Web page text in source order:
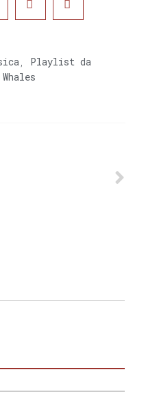
, Playlist da
Whales